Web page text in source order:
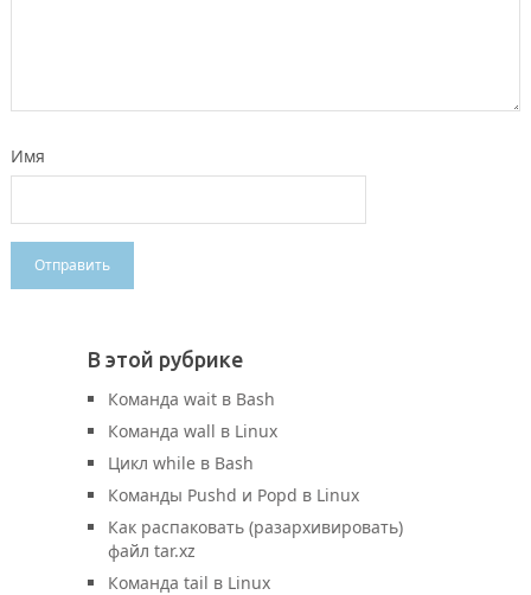
Имя
В этой рубрике
Команда wait в Bash
Команда wall в Linux
Цикл while в Bash
Команды Pushd и Popd в Linux
Как распаковать (разархивировать)
файл tar.xz
Команда tail в Linux